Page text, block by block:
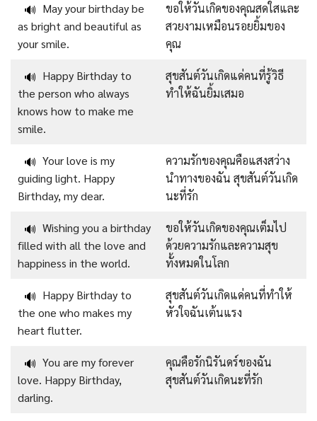
🔊 May your birthday be
as bright and beautiful as
your smile.
ขอให้วันเกิดของคุณสดใสและ
สวยงามเหมือนรอยยิ้มของ
คุณ
🔊 Happy Birthday to
the person who always
knows how to make me
smile.
สุขสันต์วันเกิดแด่คนที่รู้วิธี
ทำให้ฉันยิ้มเสมอ
🔊 Your love is my
guiding light. Happy
Birthday, my dear.
ความรักของคุณคือแสงสว่าง
นำทางของฉัน สุขสันต์วันเกิด
นะที่รัก
🔊 Wishing you a birthday
filled with all the love and
happiness in the world.
ขอให้วันเกิดของคุณเต็มไป
ด้วยความรักและความสุข
ทั้งหมดในโลก
🔊 Happy Birthday to
the one who makes my
heart flutter.
สุขสันต์วันเกิดแด่คนที่ทำให้
หัวใจฉันเต้นแรง
🔊 You are my forever
love. Happy Birthday,
darling.
คุณคือรักนิรันดร์ของฉัน
สุขสันต์วันเกิดนะที่รัก